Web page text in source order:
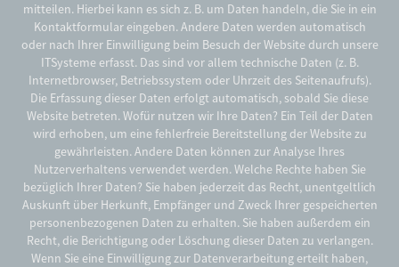
mitteilen. Hierbei kann es sich z. B. um Daten handeln, die Sie in ein
Kontaktformular eingeben. Andere Daten werden automatisch
oder nach Ihrer Einwilligung beim Besuch der Website durch unsere
ITSysteme erfasst. Das sind vor allem technische Daten (z. B.
Internetbrowser, Betriebssystem oder Uhrzeit des Seitenaufrufs).
Die Erfassung dieser Daten erfolgt automatisch, sobald Sie diese
Website betreten. Wofür nutzen wir Ihre Daten? Ein Teil der Daten
wird erhoben, um eine fehlerfreie Bereitstellung der Website zu
gewährleisten. Andere Daten können zur Analyse Ihres
Nutzerverhaltens verwendet werden. Welche Rechte haben Sie
bezüglich Ihrer Daten? Sie haben jederzeit das Recht, unentgeltlich
Auskunft über Herkunft, Empfänger und Zweck Ihrer gespeicherten
personenbezogenen Daten zu erhalten. Sie haben außerdem ein
Recht, die Berichtigung oder Löschung dieser Daten zu verlangen.
Wenn Sie eine Einwilligung zur Datenverarbeitung erteilt haben,